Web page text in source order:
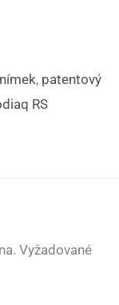
, patentový
RS
Vyžadované